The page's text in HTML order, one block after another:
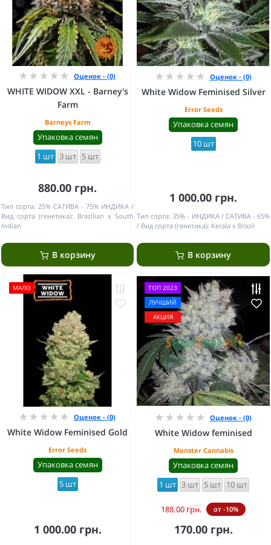
Оценок - (0)
WHITE WIDOW XXL - Barney's
Farm
Barneys Farm
Упаковка семян
1 шт 3 шт 5 шт
880.00 грн.
Тип сорта: 25% САТИВА - 75% ИНДИКА
Вид сорта (генетика): Brazilian x South
Indian
В корзину
Оценок - (0)
White Widow Feminised Silver
Error Seeds
Упаковка семян
10 шт
1 000.00 грн.
Тип сорта: 35% - ИНДИКА / САТИВА - 65%
Вид сорта (генетика): Kerala x Brazil
В корзину
МАЛО
Оценок - (0)
White Widow Feminised Gold
Error Seeds
Упаковка семян
5 шт
1 000.00 грн.
ТОП 2023
ЛУЧШИЙ
АКЦИЯ
Оценок - (0)
White Widow feminised
Monster Cannabis
Упаковка семян
1 шт 3 шт 5 шт 10 шт
188.00 грн. от -10%
170.00 грн.